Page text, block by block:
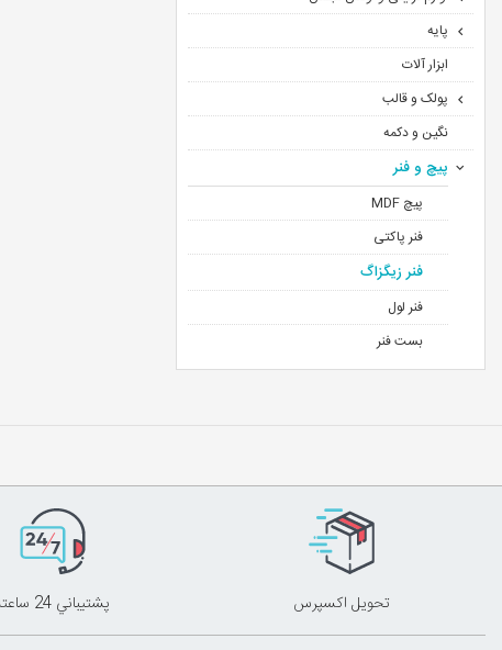
پایه
ابزار آلات
پولک و قالب
نگین و دکمه
پیچ و فنر
پیچ MDF
فنر پاکتی
فنر زیگزاگ
فنر لول
بست فنر
تحويل اکسپرس پشتيباني 24 ساعته